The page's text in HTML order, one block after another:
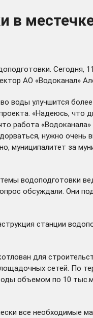
в
Сегодня,
АО «Водоканал»
воды улучшится
«Надеюсь, что
работа
нужно
муниципалитет за
водоподготовки
обсуждали. Они
станции
для
сетей. По
объемом по 10
все необходимые